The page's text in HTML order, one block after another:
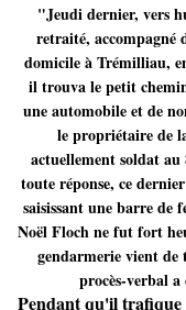
"Jeudi dernier, vers
retraité, accompagné
domicile à Trémilliau,
il trouva le petit
une automobile et de
le propriétaire de
actuellement soldat
toute réponse, ce
saisissant une barre
Noël Floch ne fut fort
gendarmerie vient de
procès-verbal
Pendant qu'il trafique